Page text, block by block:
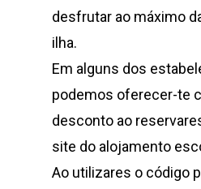
desfrutar ao máximo
ilha.
Em alguns dos
podemos oferecer-te
desconto ao
site do alojamento
Ao utilizares o código